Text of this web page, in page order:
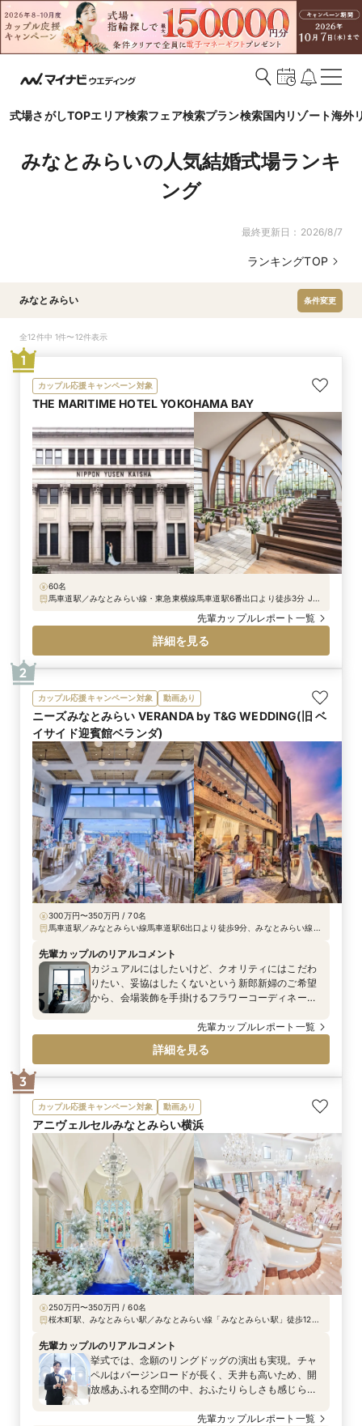
式場さがしTOPエリア検索フェア検索プラン検索国内リゾート海外
みなとみらいの人気結婚式場ランキ
ング
最終更新日： 2026/8/7
ランキングTOP
みなとみらい 条件変更
全12件中 1件〜12件表示
カップル応援キャンペーン対象
THE MARITIME HOTEL YOKOHAMA BAY
60名
馬車道駅／みなとみらい線・東急東横線馬車道駅6番出口より徒歩3分 JR
速神奈川1号横羽線みなとみらいICより車で4分先輩カップルレポート一覧
詳細を見る
1
カップル応援キャンペーン対象 動画あり
ニーズみなとみらい VERANDA by T&G WEDDING(旧 ベ
イサイド迎賓館ベランダ)
300万円〜350万円 / 70名
馬車道駅／みなとみらい線馬車道駅6出口より徒歩9分、みなとみらい線み
15分・横浜市営バス（ピアライン）で7分
先輩カップルのリアルコメント
カジュアルにはしたいけど、クオリティにはこだわ
りたい、妥協はしたくないという新郎新婦のご希望
から、会場装飾を手掛けるフラワーコーディネー
たりの好みなテイストを得意とするだけでなく、
「お二人の結婚式を通して季節を感じつつ、そのお
花にちなんだ想い」をご提案できる、1組1組のお客
先輩カップルレポート一覧
詳細を見る
2
カップル応援キャンペーン対象 動画あり
アニヴェルセルみなとみらい横浜
250万円〜350万円 / 60名
桜木町駅、みなとみらい駅／みなとみらい線「みなとみらい駅」徒歩12
首都高速横羽線「みなとみらいIC」から車で5分 ※JR桜木町駅からの無料
送迎有
先輩カップルのリアルコメント
挙式では、念願のリングドッグの演出も実現。チャ
ペルはバージンロードが長く、天井も高いため、開
放感あふれる空間の中、おふたりらしさも感じられ
ウェディングドレスは「エレン」です。全体のバラ
先輩カップルレポート一覧
3